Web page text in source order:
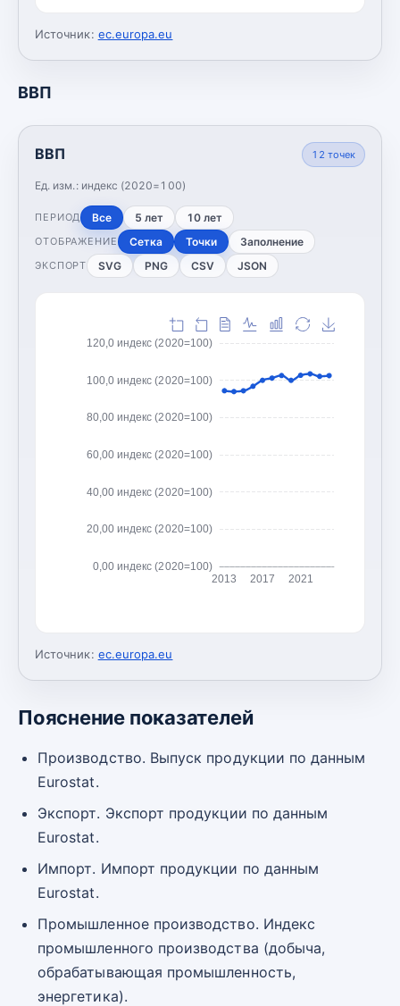
Источник: ec.europa.eu
ВВП
ВВП
Ед. изм.: индекс (2020=100)
12 точек
ПЕРИОД Все 5 лет 10 лет
ОТОБРАЖЕНИЕ Сетка Точки Заполнение
ЭКСПОРТ SVG PNG CSV JSON
0,00 индекс (2020=100)
20,00 индекс (2020=100)
40,00 индекс (2020=100)
60,00 индекс (2020=100)
80,00 индекс (2020=100)
100,0 индекс (2020=100)
120,0 индекс (2020=100)
2013 2017 2021
Источник: ec.europa.eu
Пояснение показателей
Производство. Выпуск продукции по данным
Eurostat.
Экспорт. Экспорт продукции по данным
Eurostat.
Импорт. Импорт продукции по данным
Eurostat.
Промышленное производство. Индекс
промышленного производства (добыча,
обрабатывающая промышленность,
энергетика).